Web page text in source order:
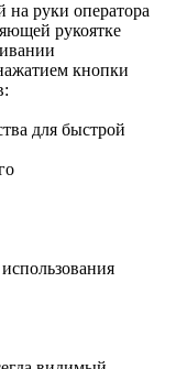
на руки оператора
рукоятке
кнопки
для быстрой